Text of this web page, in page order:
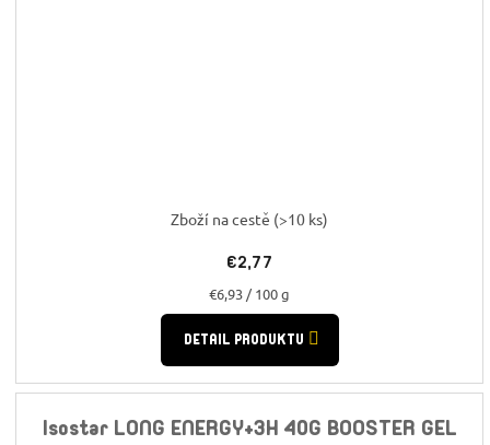
Zboží na cestě (>10 ks)
€2,77
Jednotková
cena:
€6,93 / 100 g
DETAIL PRODUKTU
Isostar LONG ENERGY+3H 40G BOOSTER GEL